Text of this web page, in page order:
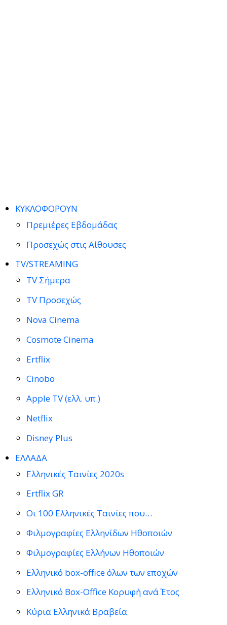
ΚΥΚΛΟΦΟΡΟΥΝ
Πρεμιέρες Εβδομάδας
Προσεχώς στις Αίθουσες
TV/STREAMING
TV Σήμερα
TV Προσεχώς
Nova Cinema
Cosmote Cinema
Ertflix
Cinobo
Apple TV (ελλ. υπ.)
Netflix
Disney Plus
ΕΛΛΑΔΑ
Ελληνικές Ταινίες 2020s
Ertflix GR
Οι 100 Ελληνικές Ταινίες που…
Φιλμογραφίες Ελληνίδων Ηθοποιών
Φιλμογραφίες Ελλήνων Ηθοποιών
Ελληνικό box-office όλων των εποχών
Ελληνικό Box-Office Κορυφή ανά Έτος
Κύρια Ελληνικά Βραβεία